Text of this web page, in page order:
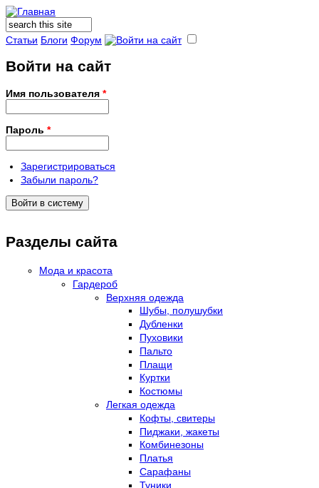
Форма поиска
Поиск
Статьи Блоги Форум
Войти на сайт
Имя пользователя *
Пароль *
Зарегистрироваться
Забыли пароль?
Разделы сайта
Мода и красота
Гардероб
Верхняя одежда
Шубы, полушубки
Дубленки
Пуховики
Пальто
Плащи
Куртки
Костюмы
Легкая одежда
Кофты, свитеры
Пиджаки, жакеты
Комбинезоны
Платья
Сарафаны
Туники